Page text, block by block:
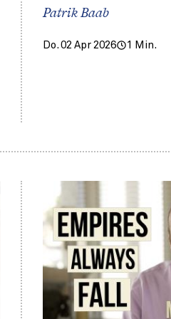
Patrik Baab
Do. 02 Apr 2026 1 Min.